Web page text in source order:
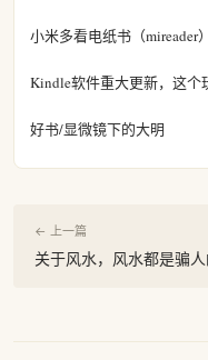
小米多看电纸书（mireader
Kindle软件重大更新，这个
好书/显微镜下的大明
← 上一篇
关于风水，风水都是骗人